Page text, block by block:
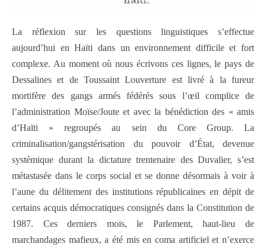
La réflexion sur les questions linguistiques s’effectue
aujourd’hui en Haïti dans un environnement difficile et fort
complexe. Au moment où nous écrivons ces lignes, le pays de
Dessalines et de Toussaint Louverture est livré à la fureur
mortifère des gangs armés fédérés sous l’œil complice de
l’administration Moïse/Joute et avec la bénédiction des « amis
d’Haïti » regroupés au sein du Core Group. La
criminalisation/gangstérisation du pouvoir d’État, devenue
systémique durant la dictature trentenaire des Duvalier, s’est
métastasée dans le corps social et se donne désormais à voir à
l’aune du délitement des institutions républicaines en dépit de
certains acquis démocratiques consignés dans la Constitution de
1987. Ces derniers mois, le Parlement, haut-lieu de
marchandages mafieux, a été mis en coma artificiel et n’exerce